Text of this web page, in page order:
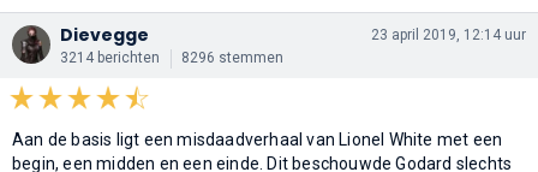
Dievegge
3214 berichten 8296 stemmen
23 april 2019, 12:14 uur
Aan de basis ligt een misdaadverhaal van Lionel White met een
begin, een midden en een einde. Dit beschouwde Godard slechts